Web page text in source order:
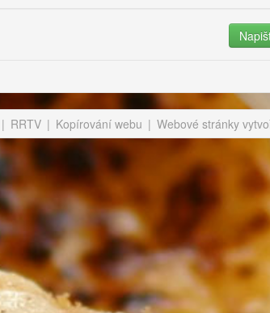
| RRTV | Kopírování webu | Webové stránky